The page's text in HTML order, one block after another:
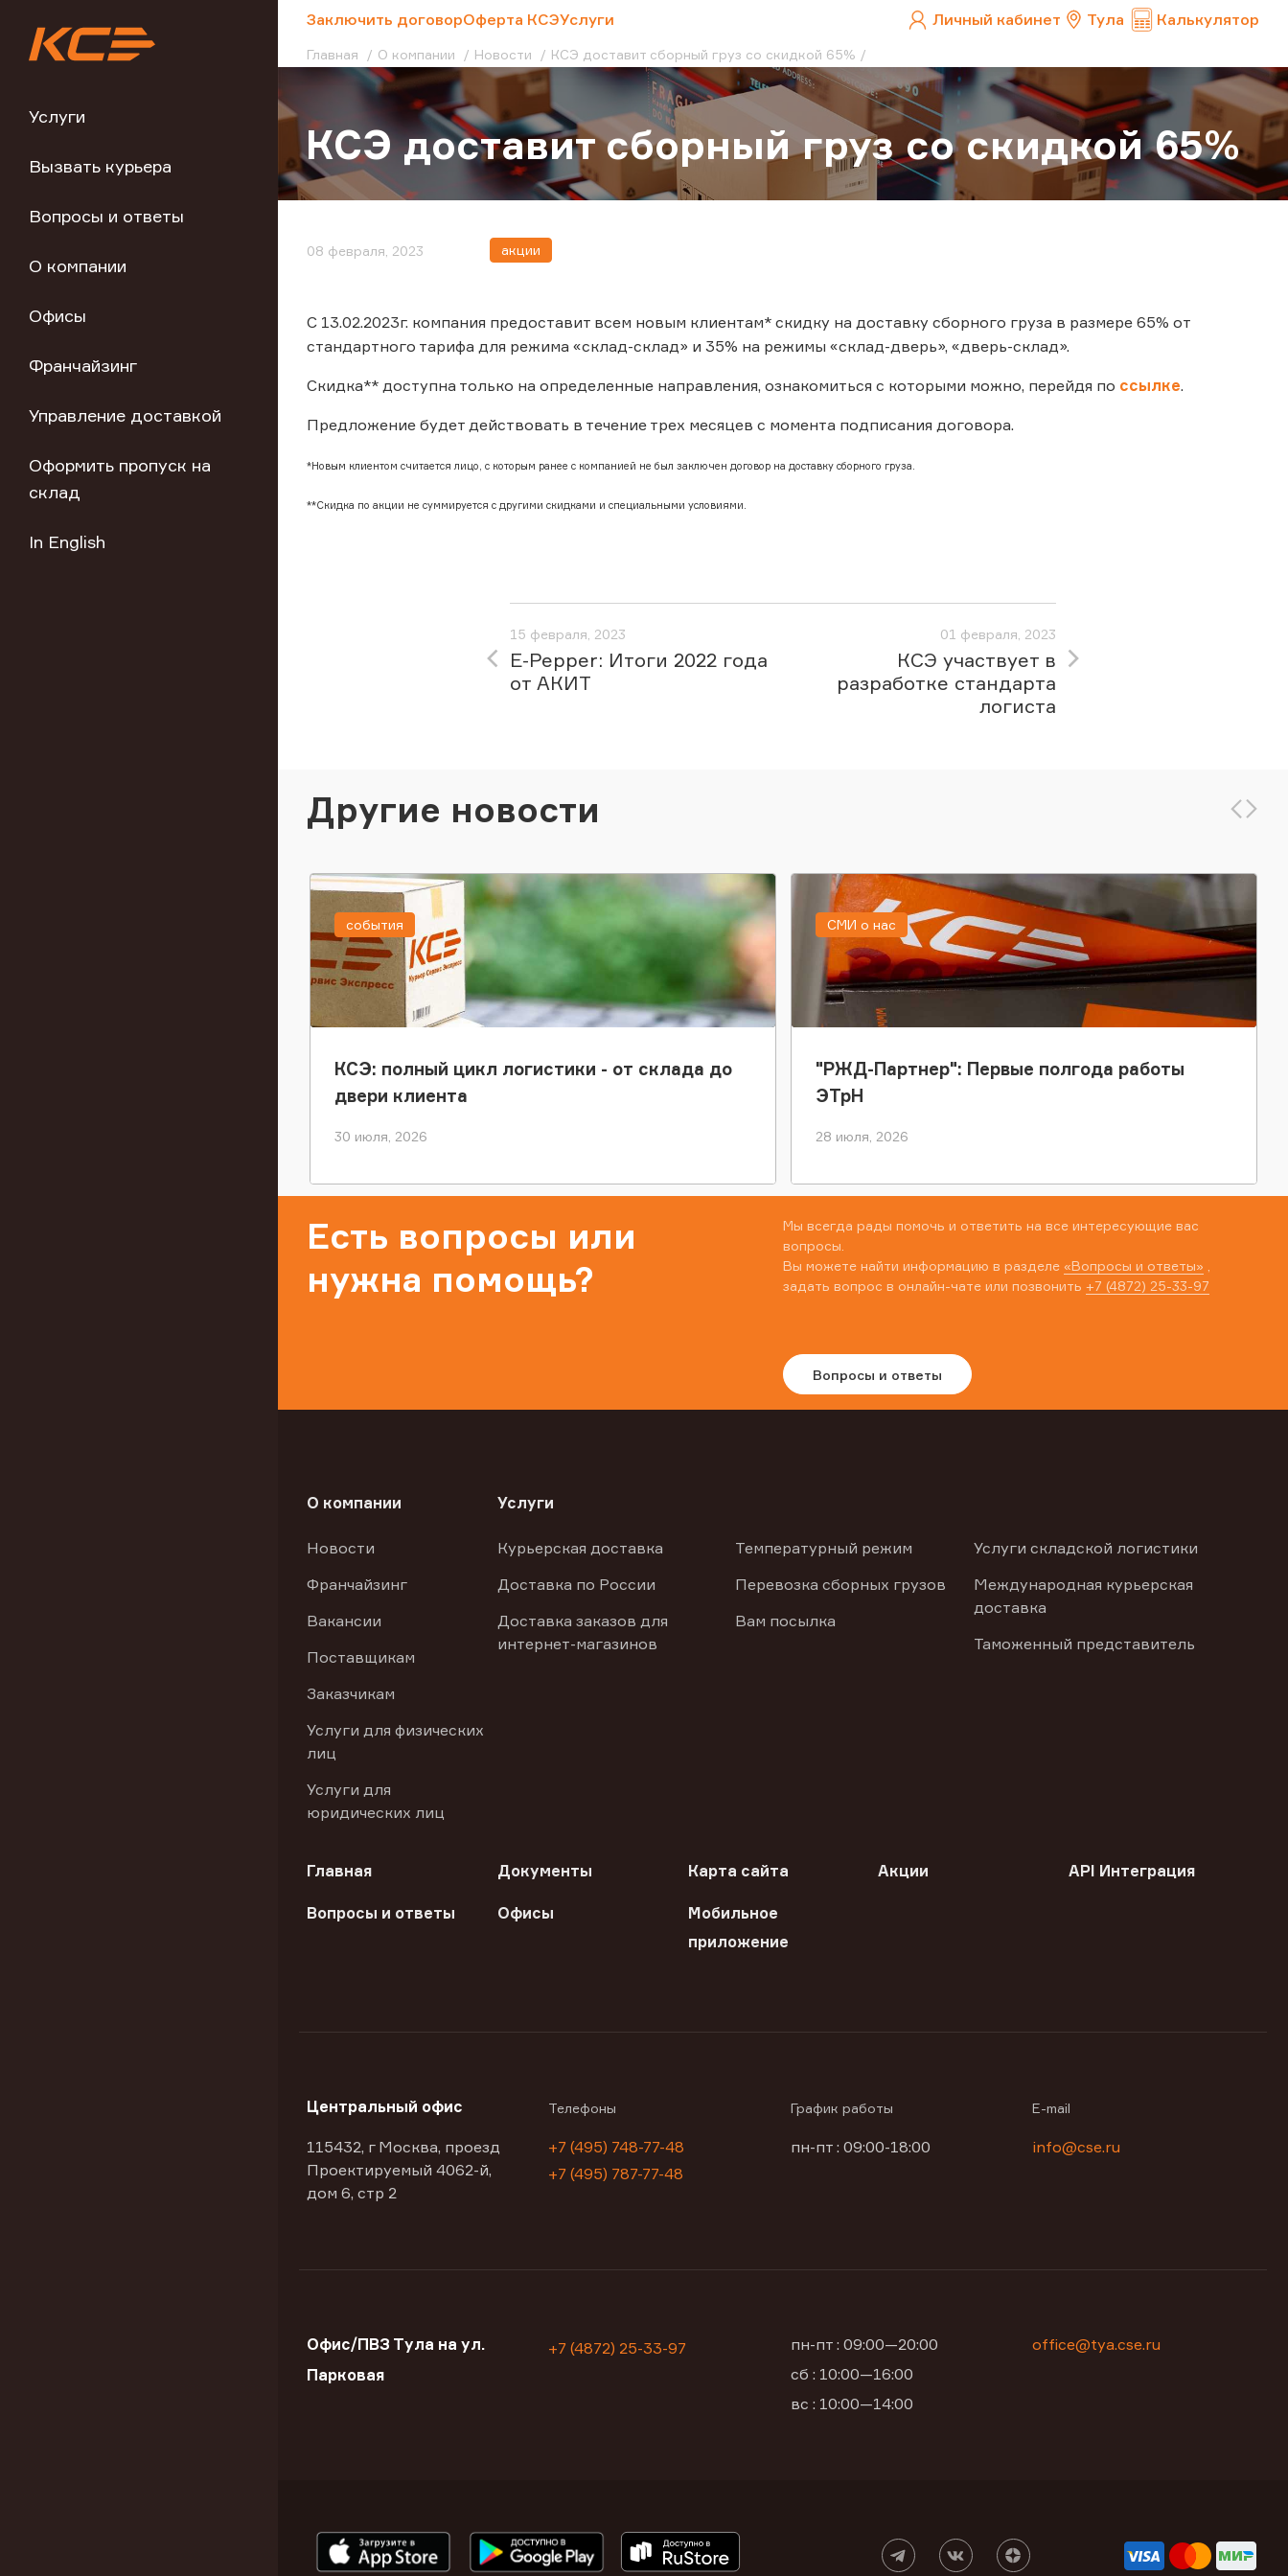
Услуги
Вызвать курьера
Вопросы и ответы
О компании
Офисы
Франчайзинг
Управление доставкой
Оформить пропуск на
склад
In English
Заключить договорОферта КСЭУслуги Личный кабинет Тула Калькулятор
Главная О компании Новости КСЭ доставит сборный груз со скидкой 65%
КСЭ доставит сборный груз со скидкой 65%
08 февраля, 2023 акции
С 13.02.2023г. компания предоставит всем новым клиентам* скидку на доставку сборного груза в размере 65% от
стандартного тарифа для режима «склад-склад» и 35% на режимы «склад-дверь», «дверь-склад».
Скидка** доступна только на определенные направления, ознакомиться с которыми можно, перейдя по ссылке.
Предложение будет действовать в течение трех месяцев с момента подписания договора.
*Новым клиентом считается лицо, с которым ранее с компанией не был заключен договор на доставку сборного груза.
**Скидка по акции не суммируется с другими скидками и специальными условиями.
15 февраля, 2023
E-Pepper: Итоги 2022 года
от АКИТ
01 февраля, 2023
КСЭ участвует в
разработке стандарта
логиста
Другие новости
КСЭ: полный цикл логистики - от склада до
двери клиента
30 июля, 2026
события
"РЖД-Партнер": Первые полгода работы
ЭТрН
28 июля, 2026
СМИ о нас
Есть вопросы или
нужна помощь?
Мы всегда рады помочь и ответить на все интересующие вас
вопросы.
Вы можете найти информацию в разделе «Вопросы и ответы»
задать вопрос в онлайн-чате или позвонить +7 (4872) 25-33-97
Вопросы и ответы
О компании
Новости
Франчайзинг
Вакансии
Поставщикам
Заказчикам
Услуги для физических
лиц
Услуги для
юридических лиц
Услуги
Курьерская доставка
Доставка по России
Доставка заказов для
интернет-магазинов
Температурный режим
Перевозка сборных грузов
Вам посылка
Услуги складской логистики
Международная курьерская
доставка
Таможенный представитель
Главная Документы Карта сайта Акции API Интеграция
Вопросы и ответы Офисы
Мобильное
приложение
Центральный офис
115432, г Москва, проезд
Проектируемый 4062-й,
дом 6, стр 2
Телефоны
+7 (495) 748-77-48
+7 (495) 787-77-48
График работы
пн-пт : 09:00-18:00
E-mail
info@cse.ru
Офис/ПВЗ Тула на ул.
Парковая
+7 (4872) 25-33-97
пн-пт : 09:00—20:00
сб : 10:00—16:00
вс : 10:00—14:00
office@tya.cse.ru